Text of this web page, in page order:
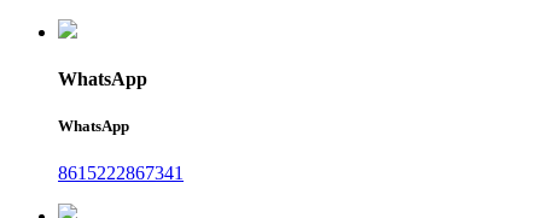
WhatsApp
WhatsApp
8615222867341